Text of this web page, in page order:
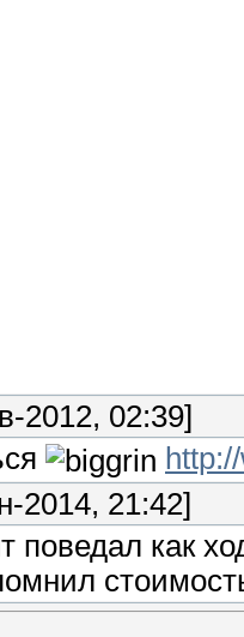
2012, 02:39]
2014, 21:42]
поведал как